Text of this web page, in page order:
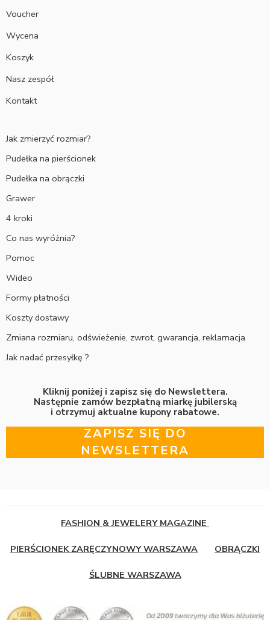
Voucher
Wycena
Koszyk
Nasz zespół
Kontakt
Jak zmierzyć rozmiar?
Pudełka na pierścionek
Pudełka na obrączki
Grawer
4 kroki
Co nas wyróżnia?
Pomoc
Wideo
Formy płatności
Koszty dostawy
Zmiana rozmiaru, odświeżenie, zwrot, gwarancja, reklamacja
Jak nadać przesyłkę ?
Kliknij poniżej i zapisz się do Newslettera.
Następnie zamów bezpłatną miarkę jubilerską
i otrzymuj aktualne kupony rabatowe.
ZAPISZ SIĘ DO
NEWSLETTERA
FASHION & JEWELERY MAGAZINE
PIERŚCIONEK ZARĘCZYNOWY WARSZAWA OBRĄCZKI
ŚLUBNE WARSZAWA